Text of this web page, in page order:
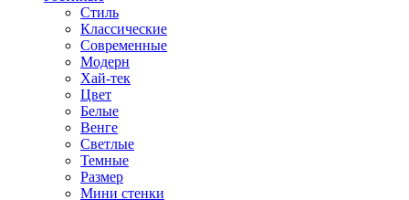
Стиль
Классические
Современные
Модерн
Хай-тек
Цвет
Белые
Венге
Светлые
Темные
Размер
Мини стенки